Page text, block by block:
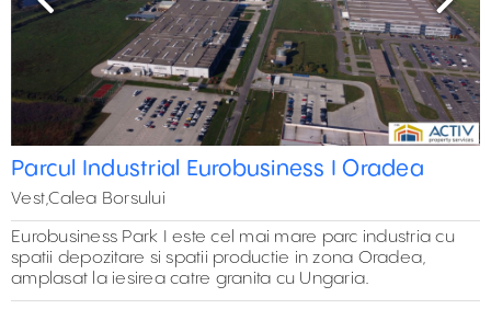
Previous Next
Parcul Industrial Eurobusiness I Oradea
Vest,Calea Borsului
Eurobusiness Park I este cel mai mare parc industria cu
spatii depozitare si spatii productie in zona Oradea,
amplasat la iesirea catre granita cu Ungaria.